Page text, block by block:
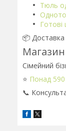
Тюль
📦 Доставка
Сімейний
⭐ Понад 590
📞